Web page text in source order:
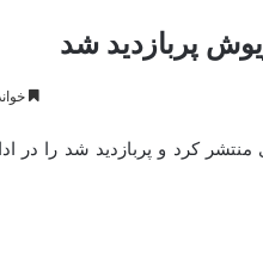
پربازدید شد
خواندن
کرد و پربازدید شد را در